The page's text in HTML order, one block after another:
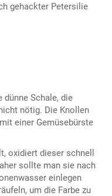
gehackter Petersilie
dünne Schale, die
nötig. Die Knollen
einer Gemüsebürste
oxidiert dieser schnell
sollte man sie nach
einlegen
um die Farbe zu